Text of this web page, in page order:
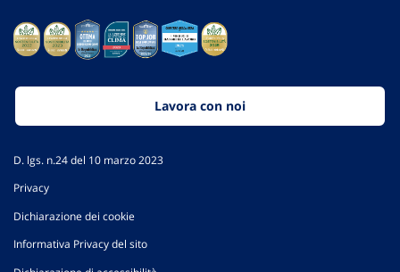
Lavora con noi
D. lgs. n.24 del 10 marzo 2023
Privacy
Dichiarazione dei cookie
Informativa Privacy del sito